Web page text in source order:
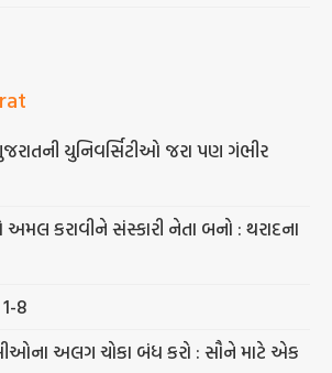
યુનિવર્સિટીઓ જરા પણ ગંભીર
અમલ કરાવીને સંસ્કારી નેતા બનો : થરાદના
8
અલગ ચોકા બંધ કરો : સૌને માટે એક